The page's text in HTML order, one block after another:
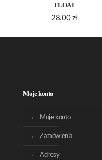
FLOAT
28.00 zł
Moje konto
Moje konto
Zamówienia
Adresy